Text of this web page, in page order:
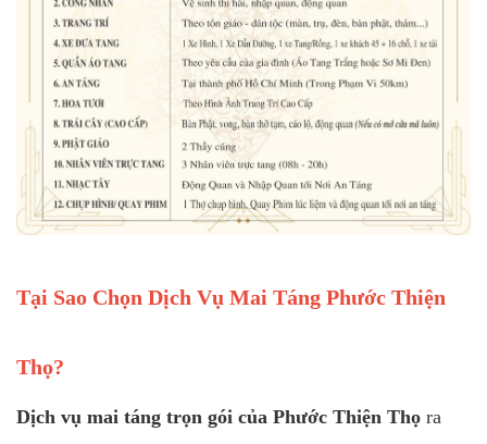
Tại Sao Chọn Dịch Vụ Mai Táng Phước Thiện
Thọ?
Dịch vụ mai táng trọn gói của Phước Thiện Thọ ra